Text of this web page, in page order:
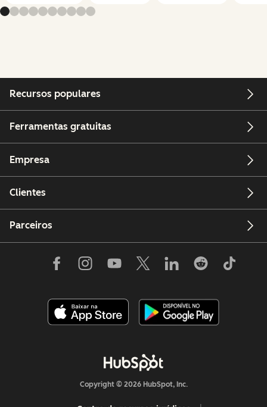
Recursos populares
Ferramentas gratuitas
Empresa
Clientes
Parceiros
Copyright © 2026 HubSpot, Inc.